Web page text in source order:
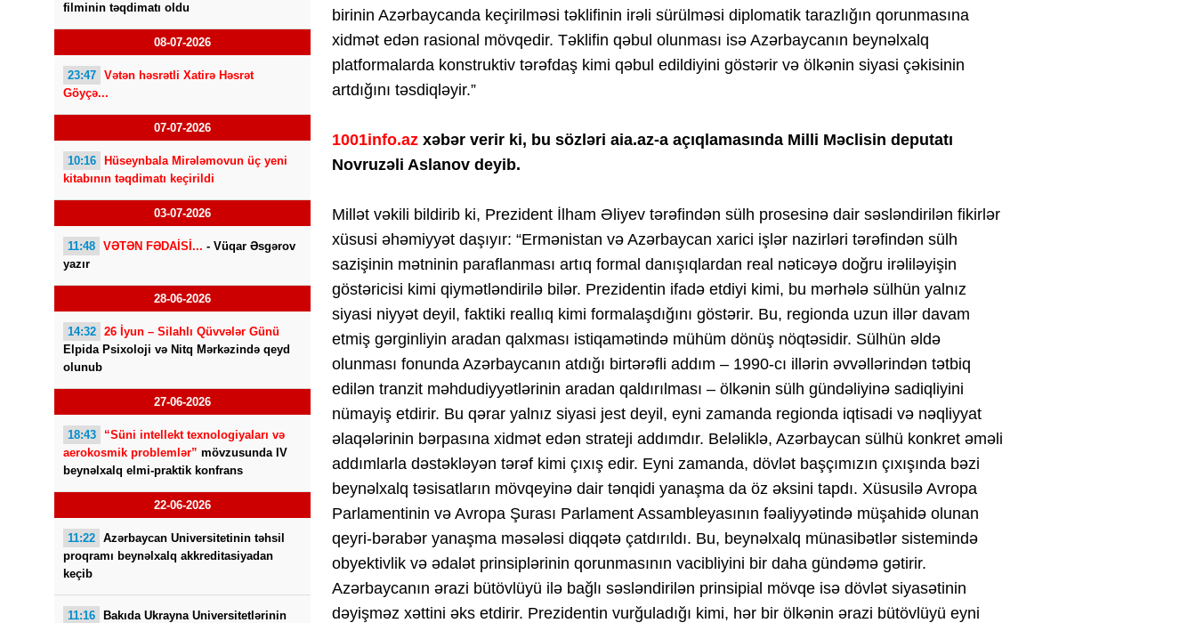
filminin təqdimatı oldu
08-07-2026
23:47 Vətən həsrətli Xatirə Həsrət
Göyçə...
07-07-2026
10:16
Hüseynbala Mirələmovun üç yeni
kitabının təqdimatı keçirildi
03-07-2026
11:48 VƏTƏN FƏDAİSİ... - Vüqar Əsgərov
yazır
28-06-2026
14:32 26 İyun – Silahlı Qüvvələr Günü
Elpida Psixoloji və Nitq Mərkəzində qeyd
olunub
27-06-2026
18:43
“Süni intellekt texnologiyaları və
aerokosmik problemlər” mövzusunda IV
beynəlxalq elmi-praktik konfrans
22-06-2026
11:22 Azərbaycan Universitetinin təhsil
proqramı beynəlxalq akkreditasiyadan
keçib
11:16
Bakıda Ukrayna Universitetlərinin
birinin Azərbaycanda keçirilməsi təklifinin irəli sürülməsi diplomatik tarazlığın qorunmasına
xidmət edən rasional mövqedir. Təklifin qəbul olunması isə Azərbaycanın beynəlxalq
platformalarda konstruktiv tərəfdaş kimi qəbul edildiyini göstərir və ölkənin siyasi çəkisinin
artdığını təsdiqləyir.”
1001info.azxəbər verir ki, bu sözləri aia.az-a açıqlamasında Milli Məclisin deputatı
Novruzəli Aslanov deyib.
Millət vəkili bildirib ki, Prezident İlham Əliyev tərəfindən sülh prosesinə dair səsləndirilən fikirlər
xüsusi əhəmiyyət daşıyır: “Ermənistan və Azərbaycan xarici işlər nazirləri tərəfindən sülh
sazişinin mətninin paraflanması artıq formal danışıqlardan real nəticəyə doğru irəliləyişin
göstəricisi kimi qiymətləndirilə bilər. Prezidentin ifadə etdiyi kimi, bu mərhələ sülhün yalnız
siyasi niyyət deyil, faktiki reallıq kimi formalaşdığını göstərir. Bu, regionda uzun illər davam
etmiş gərginliyin aradan qalxması istiqamətində mühüm dönüş nöqtəsidir. Sülhün əldə
olunması fonunda Azərbaycanın atdığı birtərəfli addım – 1990-cı illərin əvvəllərindən tətbiq
edilən tranzit məhdudiyyətlərinin aradan qaldırılması – ölkənin sülh gündəliyinə sadiqliyini
nümayiş etdirir. Bu qərar yalnız siyasi jest deyil, eyni zamanda regionda iqtisadi və nəqliyyat
əlaqələrinin bərpasına xidmət edən strateji addımdır. Beləliklə, Azərbaycan sülhü konkret əməli
addımlarla dəstəkləyən tərəf kimi çıxış edir. Eyni zamanda, dövlət başçımızın çıxışında bəzi
beynəlxalq təsisatların mövqeyinə dair tənqidi yanaşma da öz əksini tapdı. Xüsusilə Avropa
Parlamentinin və Avropa Şurası Parlament Assambleyasının fəaliyyətində müşahidə olunan
qeyri-bərabər yanaşma məsələsi diqqətə çatdırıldı. Bu, beynəlxalq münasibətlər sistemində
obyektivlik və ədalət prinsiplərinin qorunmasının vacibliyini bir daha gündəmə gətirir.
Azərbaycanın ərazi bütövlüyü ilə bağlı səsləndirilən prinsipial mövqe isə dövlət siyasətinin
dəyişməz xəttini əks etdirir. Prezidentin vurğuladığı kimi, hər bir ölkənin ərazi bütövlüyü eyni